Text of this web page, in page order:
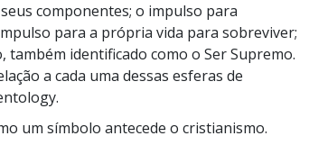
componentes; o impulso para
para a própria vida para sobreviver;
identificado como o Ser Supremo.
a cada uma dessas esferas de
um símbolo antecede o cristianismo.